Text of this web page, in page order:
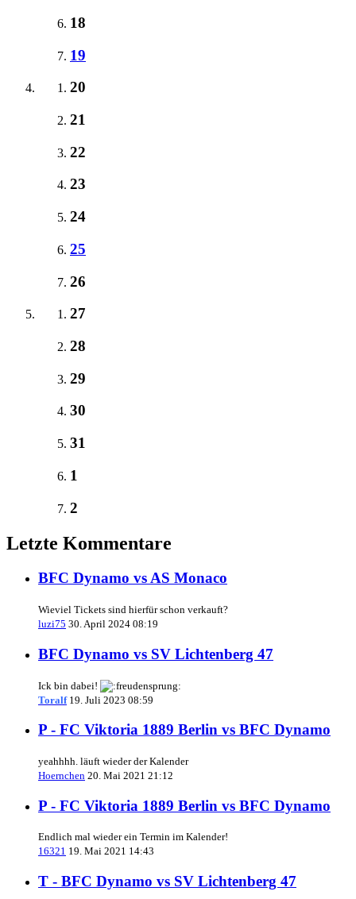
18
19
20
21
22
23
24
25
26
27
28
29
30
31
1
2
Letzte Kommentare
BFC Dynamo vs AS Monaco
Wieviel Tickets sind hierfür schon verkauft?
luzi75 30. April 2024 08:19
BFC Dynamo vs SV Lichtenberg 47
Ick bin dabei!
Toralf 19. Juli 2023 08:59
P - FC Viktoria 1889 Berlin vs BFC Dynamo
yeahhhh. läuft wieder der Kalender
Hoernchen 20. Mai 2021 21:12
P - FC Viktoria 1889 Berlin vs BFC Dynamo
Endlich mal wieder ein Termin im Kalender!
16321 19. Mai 2021 14:43
T - BFC Dynamo vs SV Lichtenberg 47